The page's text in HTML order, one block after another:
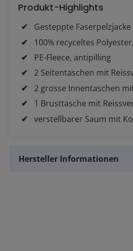
Produkt-Highlights
Gesteppte
100% recyceltes
PE-Fleece, antipilling
2 Seitentaschen mit
2 grosse Innentaschen
1 Brusttasche mit
verstellbarer Saum mit
Hersteller Informationen